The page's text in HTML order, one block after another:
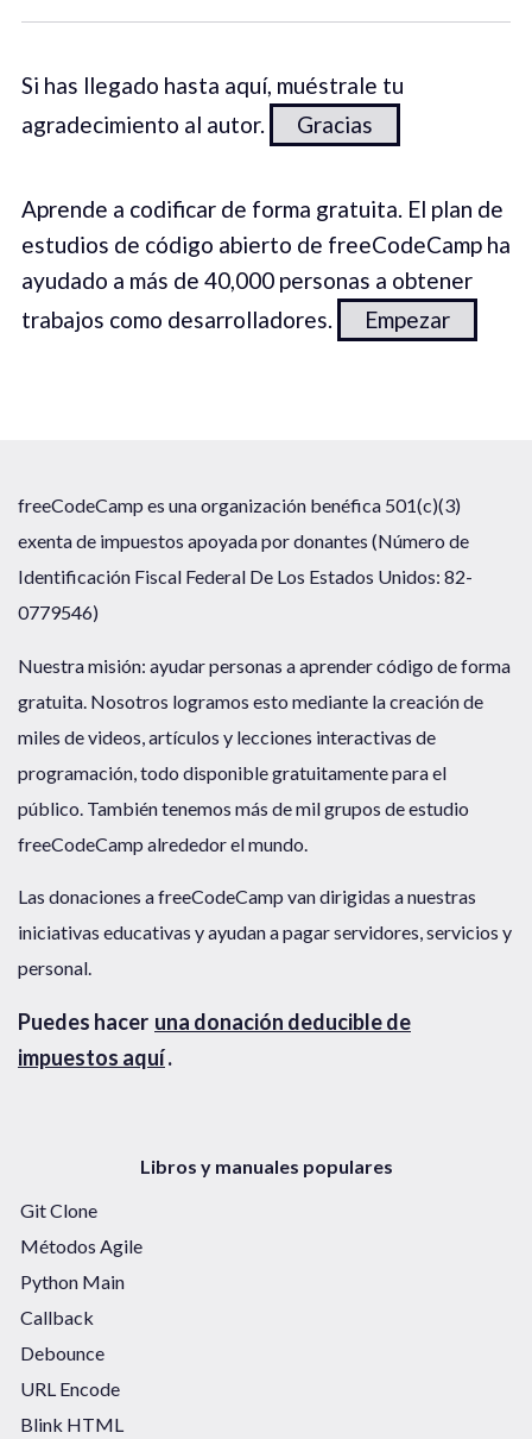
Si has llegado hasta aquí, muéstrale tu
agradecimiento al autor.
Gracias
Aprende a codificar de forma gratuita. El plan de
estudios de código abierto de freeCodeCamp ha
ayudado a más de 40,000 personas a obtener
trabajos como desarrolladores.
Empezar
freeCodeCamp es una organización benéfica 501(c)(3)
exenta de impuestos apoyada por donantes (Número de
Identificación Fiscal Federal De Los Estados Unidos: 82-
0779546)
Nuestra misión: ayudar personas a aprender código de forma
gratuita. Nosotros logramos esto mediante la creación de
miles de videos, artículos y lecciones interactivas de
programación, todo disponible gratuitamente para el
público. También tenemos más de mil grupos de estudio
freeCodeCamp alrededor el mundo.
Las donaciones a freeCodeCamp van dirigidas a nuestras
iniciativas educativas y ayudan a pagar servidores, servicios y
personal.
Puedes hacer una donación deducible de
impuestos aquí.
Libros y manuales populares
Git Clone
Métodos Agile
Python Main
Callback
Debounce
URL Encode
Blink HTML